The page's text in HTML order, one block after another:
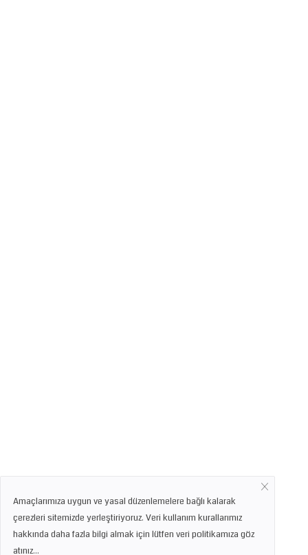
Amaçlarımıza uygun ve yasal düzenlemelere bağlı kalarak
çerezleri sitemizde yerleştiriyoruz. Veri kullanım kurallarımız
hakkında daha fazla bilgi almak için lütfen veri politikamıza göz
atınız...